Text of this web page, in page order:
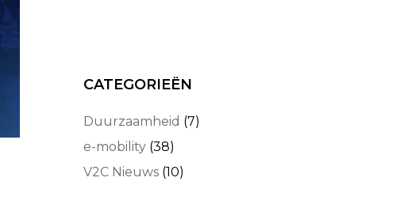
CATEGORIEËN
Duurzaamheid (7)
e-mobility (38)
V2C Nieuws (10)